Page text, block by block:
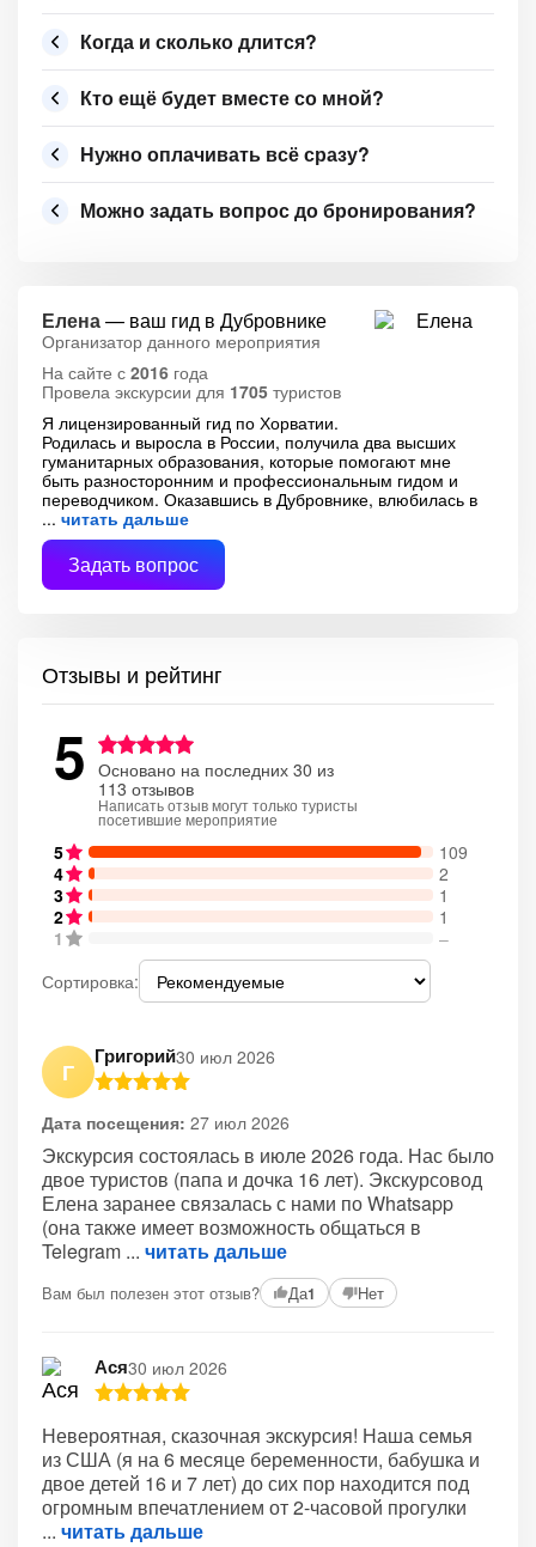
Когда и сколько длится?
Кто ещё будет вместе со мной?
Нужно оплачивать всё сразу?
Можно задать вопрос до бронирования?
Елена— ваш гид в Дубровнике
Организатор данного мероприятия
На сайте с 2016 года
Провела экскурсии для 1705 туристов
Я лицензированный гид по Хорватии.
Родилась и выросла в России, получила два высших
гуманитарных образования, которые помогают мне
быть разносторонним и профессиональным гидом и
переводчиком. Оказавшись в Дубровнике, влюбилась в
читать дальше
Задать вопрос
Отзывы и рейтинг
5 Основано на последних 30 из
113 отзывов
Написать отзыв могут только туристы
посетившие мероприятие
5
109
4
2
3
1
2
1
1
–
Сортировка:
Г
Григорий30 июл 2026
Дата посещения: 27 июл 2026
Экскурсия состоялась в июле 2026 года. Нас было
двое туристов (папа и дочка 16 лет). Экскурсовод
Елена заранее связалась с нами по Whatsapp
(она также имеет возможность общаться в
Telegram
читать дальше
Вам был полезен этот отзыв? Да1 Нет
Ася30 июл 2026
Невероятная, сказочная экскурсия! Наша семья
из США (я на 6 месяце беременности, бабушка и
двое детей 16 и 7 лет) до сих пор находится под
огромным впечатлением от 2-часовой прогулки
читать дальше